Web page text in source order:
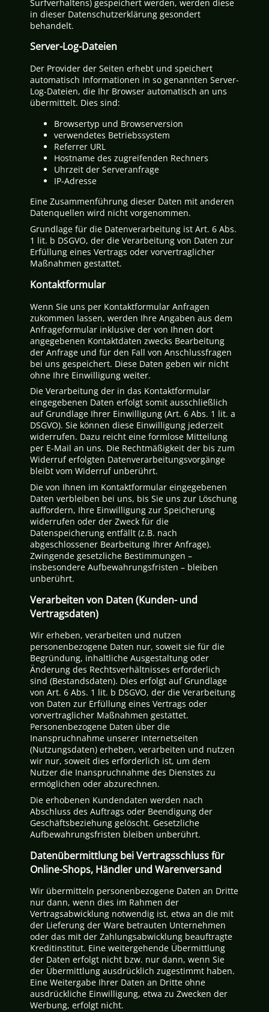
Surfverhaltens) gespeichert werden, werden diese
in dieser Datenschutzerklärung gesondert
behandelt.
Server-Log-Dateien
Der Provider der Seiten erhebt und speichert
automatisch Informationen in so genannten Server-
Log-Dateien, die Ihr Browser automatisch an uns
übermittelt. Dies sind:
Browsertyp und Browserversion
verwendetes Betriebssystem
Referrer URL
Hostname des zugreifenden Rechners
Uhrzeit der Serveranfrage
IP-Adresse
Eine Zusammenführung dieser Daten mit anderen
Datenquellen wird nicht vorgenommen.
Grundlage für die Datenverarbeitung ist Art. 6 Abs.
1 lit. b DSGVO, der die Verarbeitung von Daten zur
Erfüllung eines Vertrags oder vorvertraglicher
Maßnahmen gestattet.
Kontaktformular
Wenn Sie uns per Kontaktformular Anfragen
zukommen lassen, werden Ihre Angaben aus dem
Anfrageformular inklusive der von Ihnen dort
angegebenen Kontaktdaten zwecks Bearbeitung
der Anfrage und für den Fall von Anschlussfragen
bei uns gespeichert. Diese Daten geben wir nicht
ohne Ihre Einwilligung weiter.
Die Verarbeitung der in das Kontaktformular
eingegebenen Daten erfolgt somit ausschließlich
auf Grundlage Ihrer Einwilligung (Art. 6 Abs. 1 lit. a
DSGVO). Sie können diese Einwilligung jederzeit
widerrufen. Dazu reicht eine formlose Mitteilung
per E-Mail an uns. Die Rechtmäßigkeit der bis zum
Widerruf erfolgten Datenverarbeitungsvorgänge
bleibt vom Widerruf unberührt.
Die von Ihnen im Kontaktformular eingegebenen
Daten verbleiben bei uns, bis Sie uns zur Löschung
auffordern, Ihre Einwilligung zur Speicherung
widerrufen oder der Zweck für die
Datenspeicherung entfällt (z.B. nach
abgeschlossener Bearbeitung Ihrer Anfrage).
Zwingende gesetzliche Bestimmungen –
insbesondere Aufbewahrungsfristen – bleiben
unberührt.
Verarbeiten von Daten (Kunden- und
Vertragsdaten)
Wir erheben, verarbeiten und nutzen
personenbezogene Daten nur, soweit sie für die
Begründung, inhaltliche Ausgestaltung oder
Änderung des Rechtsverhältnisses erforderlich
sind (Bestandsdaten). Dies erfolgt auf Grundlage
von Art. 6 Abs. 1 lit. b DSGVO, der die Verarbeitung
von Daten zur Erfüllung eines Vertrags oder
vorvertraglicher Maßnahmen gestattet.
Personenbezogene Daten über die
Inanspruchnahme unserer Internetseiten
(Nutzungsdaten) erheben, verarbeiten und nutzen
wir nur, soweit dies erforderlich ist, um dem
Nutzer die Inanspruchnahme des Dienstes zu
ermöglichen oder abzurechnen.
Die erhobenen Kundendaten werden nach
Abschluss des Auftrags oder Beendigung der
Geschäftsbeziehung gelöscht. Gesetzliche
Aufbewahrungsfristen bleiben unberührt.
Datenübermittlung bei Vertragsschluss für
Online-Shops, Händler und Warenversand
Wir übermitteln personenbezogene Daten an Dritte
nur dann, wenn dies im Rahmen der
Vertragsabwicklung notwendig ist, etwa an die mit
der Lieferung der Ware betrauten Unternehmen
oder das mit der Zahlungsabwicklung beauftragte
Kreditinstitut. Eine weitergehende Übermittlung
der Daten erfolgt nicht bzw. nur dann, wenn Sie
der Übermittlung ausdrücklich zugestimmt haben.
Eine Weitergabe Ihrer Daten an Dritte ohne
ausdrückliche Einwilligung, etwa zu Zwecken der
Werbung, erfolgt nicht.